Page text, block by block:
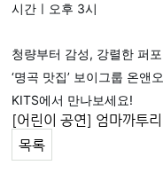
시간ㅣ오후 3시
청량부터 감성, 강렬한 퍼
‘명곡 맛집’ 보이그룹 온앤
KITS에서 만나보세요!
[어린이 공연] 엄마까투
목록